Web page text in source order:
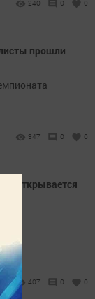
240 0 0
прошли
347 0 0
открывается
407 0 0